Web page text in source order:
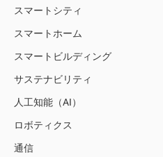
スマートシティ
スマートホーム
スマートビルディング
サステナビリティ
人工知能（AI）
ロボティクス
通信